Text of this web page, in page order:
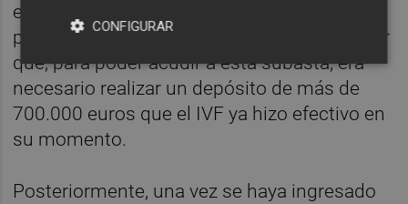
euros que ofreció en la subasta celebrada el
pasado día seis de febrero. Hay que recordar
que, para poder acudir a esta subasta, era
necesario realizar un depósito de más de
700.000 euros que el IVF ya hizo efectivo en
su momento.
Posteriormente, una vez se haya ingresado
CONFIGURAR